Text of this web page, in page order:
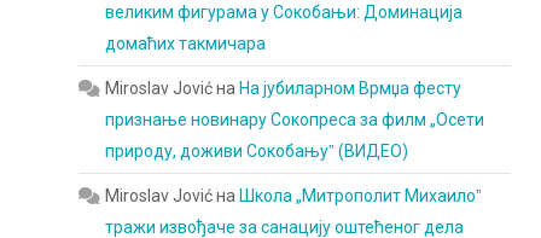
великим фигурама у Сокобањи: Доминација
домаћих такмичара
Miroslav Jovićна На јубиларном Врмџа фесту
признање новинару Сокопреса за филм „Осети
природу, доживи Сокобањуˮ (ВИДЕО)
Miroslav Jovićна Школа „Митрополит Михаилоˮ
тражи извођаче за санацију оштећеног дела